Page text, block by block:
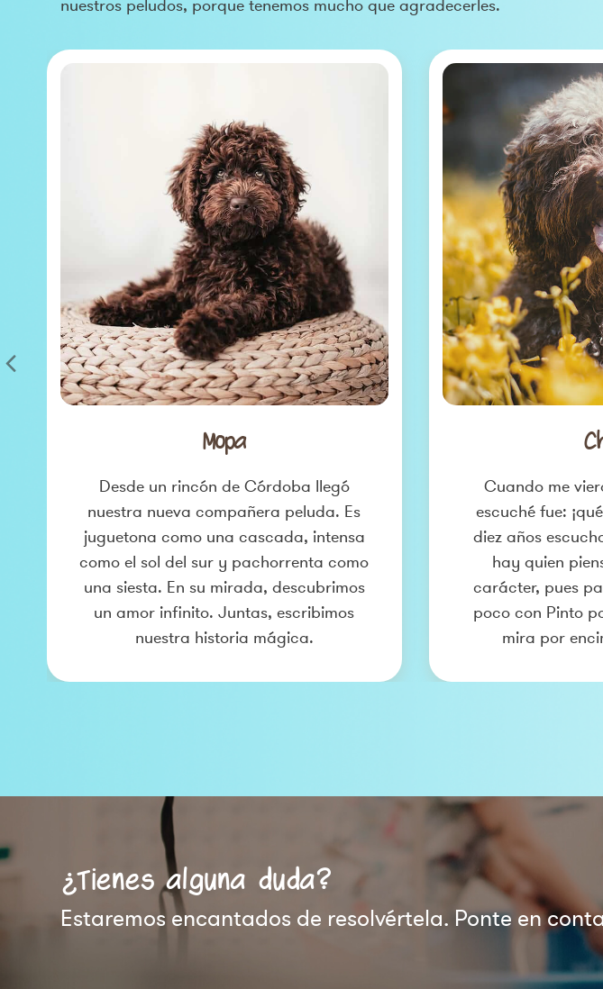
nuestros peludos, porque tenemos mucho que agradecerles.
Mopa
Desde un rincón de Córdoba llegó
nuestra nueva compañera peluda. Es
juguetona como una cascada, intensa
como el sol del sur y pachorrenta como
una siesta. En su mirada, descubrimos
un amor infinito. Juntas, escribimos
nuestra historia mágica.
Cuando me
escuché fue:
diez años
hay quien
carácter, pues
poco con Pinto
mira por
NEXT
SLIDE
¿Tienes alguna duda?
Estaremos encantados de resolvértela. Ponte en